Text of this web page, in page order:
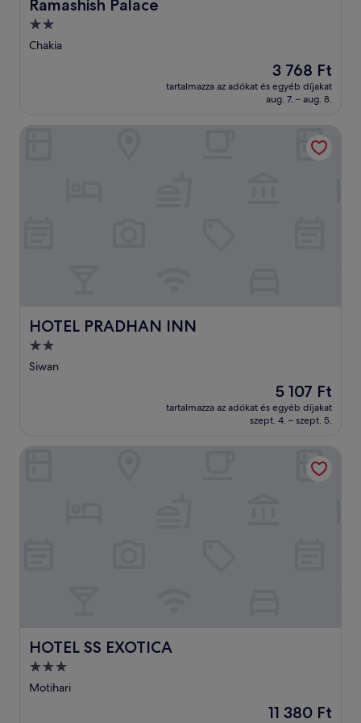
Ramashish Palace
2.0
csillagos
Chakia
Az
ár
3 768 Ft
3 768 Ft
tartalmazza az adókat és egyéb díjakat
aug. 7. – aug. 8.
HOTEL PRADHAN INN
HOTEL PRADHAN INN
2.0
csillagos
Siwan
Az
ár
5 107 Ft
5 107 Ft
tartalmazza az adókat és egyéb díjakat
szept. 4. – szept. 5.
HOTEL SS EXOTICA
HOTEL SS EXOTICA
3.0
csillagos
Motihari
Az
11 380 Ft